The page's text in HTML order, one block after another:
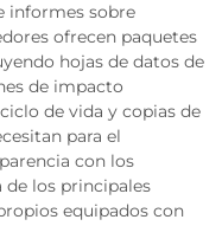
informes sobre
ofrecen paquetes
hojas de datos de
de impacto
de vida y copias de
para el
con los
de los principales
equipados con